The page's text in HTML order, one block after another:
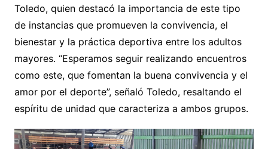
Toledo, quien destacó la importancia de este tipo
de instancias que promueven la convivencia, el
bienestar y la práctica deportiva entre los adultos
mayores. “Esperamos seguir realizando encuentros
como este, que fomentan la buena convivencia y el
amor por el deporte”, señaló Toledo, resaltando el
espíritu de unidad que caracteriza a ambos grupos.